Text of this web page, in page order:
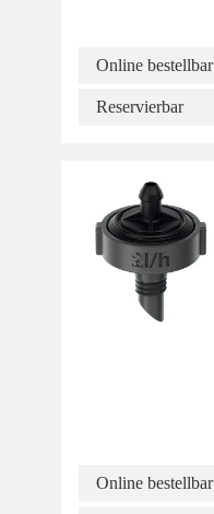
Online bestellbar
Reservierbar
Online bestellbar